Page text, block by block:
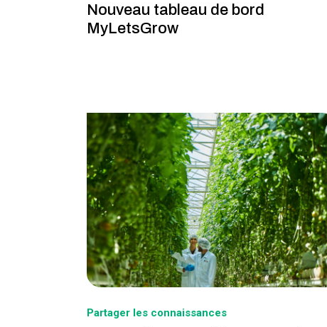
Nouveau tableau de bord
MyLetsGrow
Partager les connaissances